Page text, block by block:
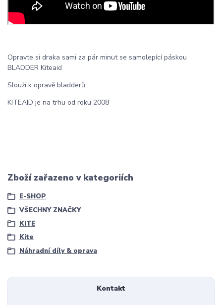
Opravte si draka sami za pár minut se samolepící páskou
BLADDER Kiteaid
Slouží k opravě bladderů.
KITEAID je na trhu od roku 2008
Zboží zařazeno v kategoriích
E-SHOP
VŠECHNY ZNAČKY
KITE
Kite
Náhradní díly & oprava
Kontakt